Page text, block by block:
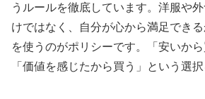
うルールを徹底しています。洋服や
けではなく、自分が心から満足でき
を使うのがポリシーです。「安いから
「価値を感じたから買う」という選